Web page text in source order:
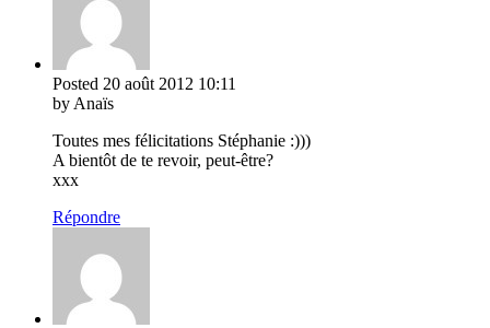
Posted 20 août 2012 10:11
by Anaïs
Toutes mes félicitations Stéphanie :)))
A bientôt de te revoir, peut-être?
xxx
Répondre